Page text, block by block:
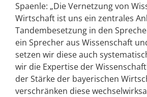
Spaenle: „Die Vernetzung von
Wirtschaft ist uns ein zentrales
Tandembesetzung in den
ein Sprecher aus Wissenschaft
setzen wir diese auch
wir die Expertise der
der Stärke der bayerischen
verschränken diese